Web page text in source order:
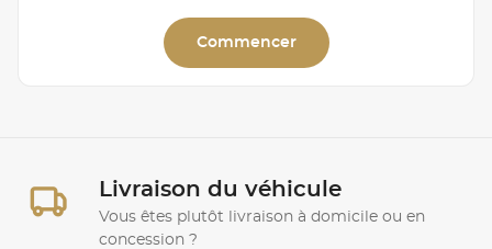
Commencer
Livraison du véhicule
Vous êtes plutôt livraison à domicile ou en
concession ?